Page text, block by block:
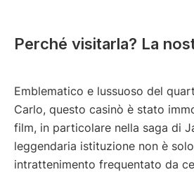
Perché visitarla? La
Emblematico e lussuoso del
Carlo, questo casinò è stato
film, in particolare nella saga di
leggendaria istituzione non è
intrattenimento frequentato da